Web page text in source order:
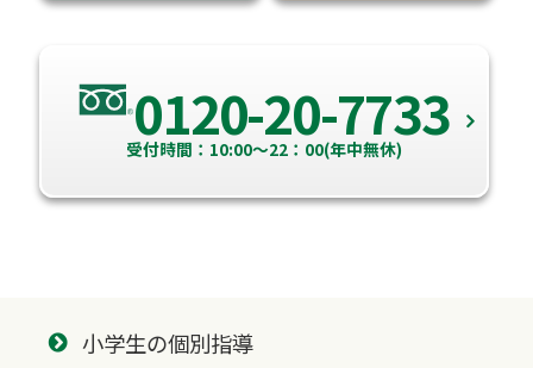
0120-20-7733
受付時間：10:00～22：00(年中無休)
小学生の個別指導